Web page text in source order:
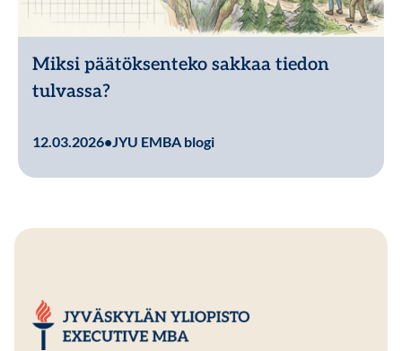
Miksi päätöksenteko sakkaa tiedon
tulvassa?
12.03.2026•JYU EMBA blogi